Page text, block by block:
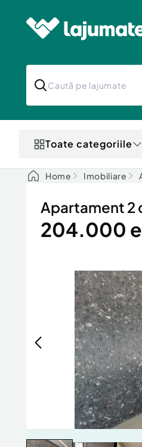
Toate categoriile
Home Imobiliare
Apartament 2
204.000